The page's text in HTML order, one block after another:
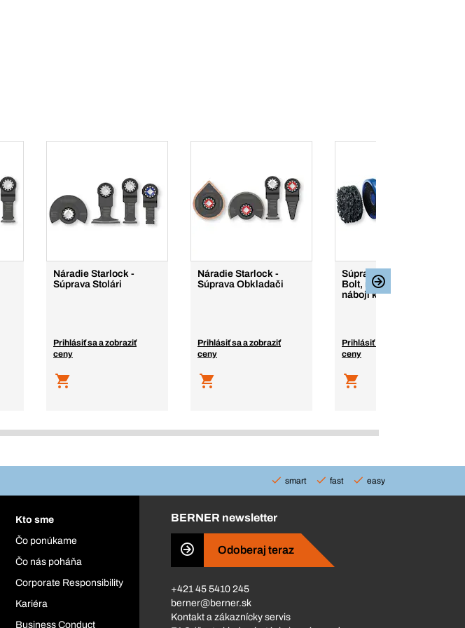
Náradie Starlock -
Súprava Stolári
Prihlásiť sa a zobraziť
ceny
Náradie Starlock -
Súprava Obkladači
Prihlásiť sa a zobraziť
ceny
Súprava Speed Wheel
Bolt, na skrutky na
náboji kolies
Prihlásiť sa a zobraziť
ceny
smart fast easy
Kto sme
Čo ponúkame
Čo nás poháňa
Corporate Responsibility
Kariéra
Business Conduct
BERNER newsletter
Odoberaj teraz
+421 45 5410 245
berner@berner.sk
Kontakt a zákaznícky servis